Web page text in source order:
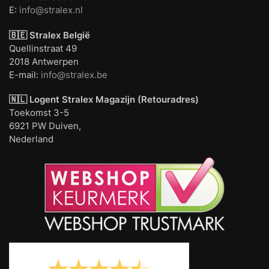
E: info@stralex.nl
🇧🇪 Stralex België
Quellinstraat 49
2018 Antwerpen
E-mail: info@stralex.be
🇳🇱 Logent Stralex Magazijn (Retouradres)
Toekomst 3-5
6921 PW Duiven,
Nederland